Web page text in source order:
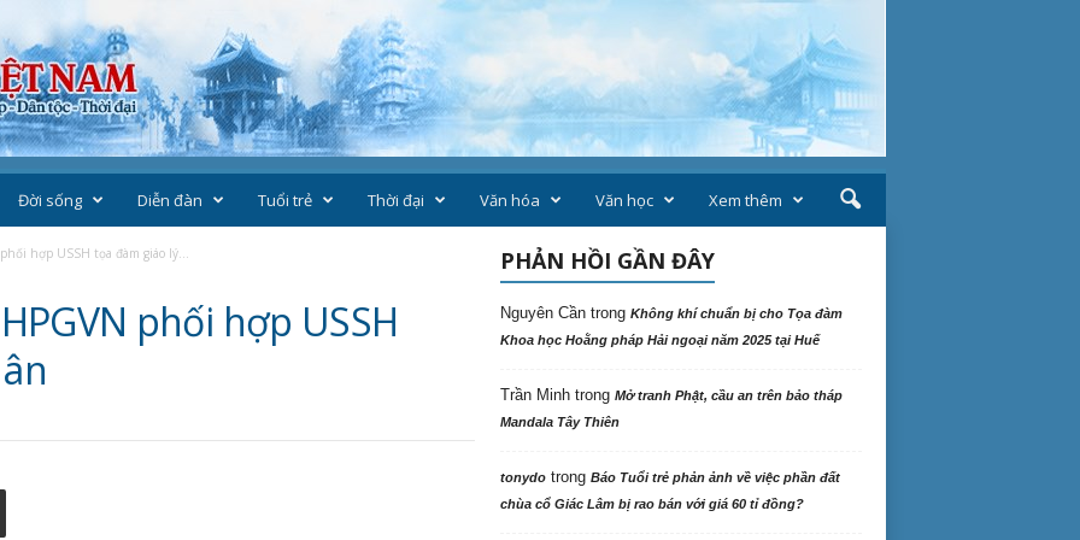
Đời sống Diễn đàn Tuổi trẻ Thời đại Văn hóa Văn học Xem thêm
hợp USSH tọa đàm giáo lý...
phối hợp USSH
PHẢN HỒI GẦN ĐÂY
Nguyên Cầntrong Không khí chuẩn bị cho Tọa đàm
Khoa học Hoằng pháp Hải ngoại năm 2025 tại Huế
Trần Minhtrong Mở tranh Phật, cầu an trên bảo tháp
Mandala Tây Thiên
tonydotrong Báo Tuổi trẻ phản ảnh về việc phần đất
chùa cổ Giác Lâm bị rao bán với giá 60 tỉ đồng?